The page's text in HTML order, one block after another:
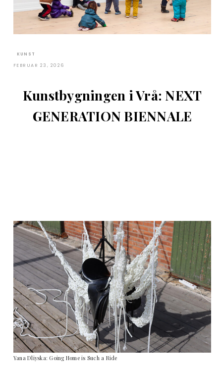
KUNST
FEBRUAR 23, 2026
Kunstbygningen i Vrå: NEXT
GENERATION BIENNALE
Yana Dliyska: Going Home is Such a Ride